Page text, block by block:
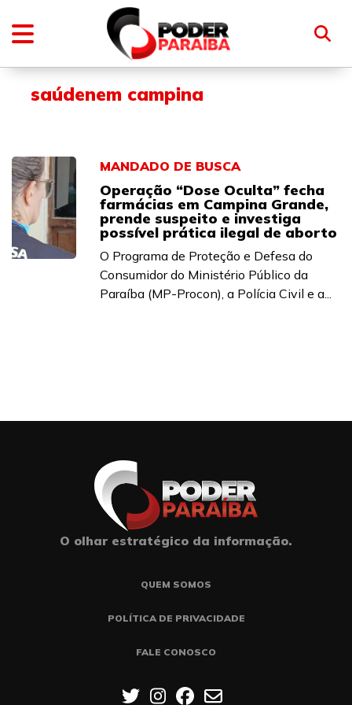
saúdenem campina
MANDADO DE BUSCA
Operação “Dose Oculta” fecha
farmácias em Campina Grande,
prende suspeito e investiga
possível prática ilegal de aborto
O Programa de Proteção e Defesa do
Consumidor do Ministério Público da
Paraíba (MP-Procon), a Polícia Civil e a...
O olhar estratégico da informação.
QUEM SOMOS
POLÍTICA DE PRIVACIDADE
FALE CONOSCO